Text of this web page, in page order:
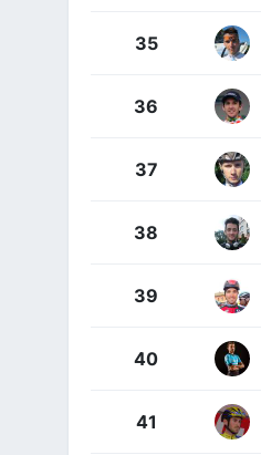
35
36
37
38
39
40
41